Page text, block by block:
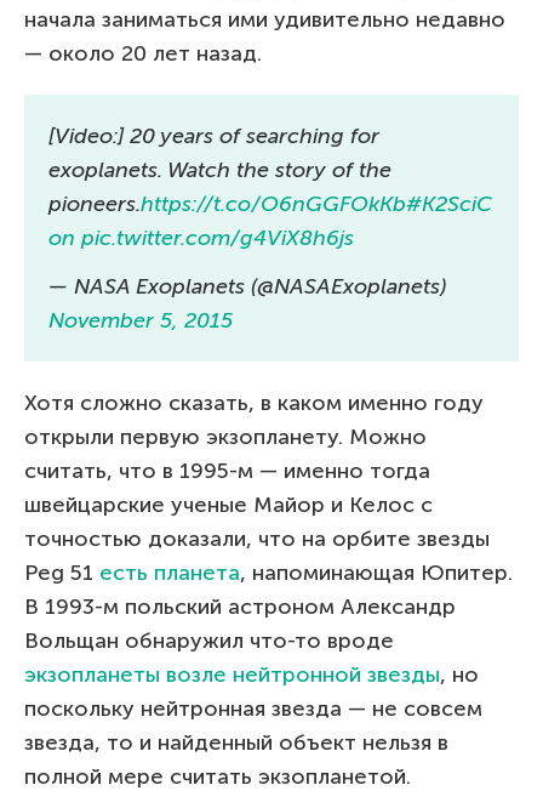
начала заниматься ими удивительно недавно
— около 20 лет назад.
[Video:] 20 years of searching for
exoplanets. Watch the story of the
pioneers.https://t.co/O6nGGFOkKb#K2SciC
on pic.twitter.com/g4ViX8h6js
— NASA Exoplanets (@NASAExoplanets)
November 5, 2015
Хотя сложно сказать, в каком именно году
открыли первую экзопланету. Можно
считать, что в 1995-м — именно тогда
швейцарские ученые Майор и Келос с
точностью доказали, что на орбите звезды
Peg 51 есть планета, напоминающая Юпитер.
В 1993-м польский астроном Александр
Вольщан обнаружил что-то вроде
экзопланеты возле нейтронной звезды, но
поскольку нейтронная звезда — не совсем
звезда, то и найденный объект нельзя в
полной мере считать экзопланетой.